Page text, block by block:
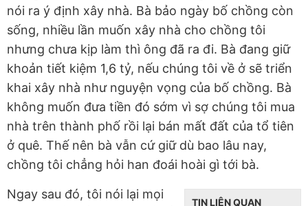
nói ra ý định xây nhà. Bà bảo ngày bố chồng còn
sống, nhiều lần muốn xây nhà cho chồng tôi
nhưng chưa kịp làm thì ông đã ra đi. Bà đang giữ
khoản tiết kiệm 1,6 tỷ, nếu chúng tôi về ở sẽ triển
khai xây nhà như nguyện vọng của bố chồng. Bà
không muốn đưa tiền đó sớm vì sợ chúng tôi mua
nhà trên thành phố rồi lại bán mất đất của tổ tiên
ở quê. Thế nên bà vẫn cứ giữ dù bao lâu nay,
chồng tôi chẳng hỏi han đoái hoài gì tới bà.
TIN LIÊN QUAN
Ngay sau đó, tôi nói lại mọi